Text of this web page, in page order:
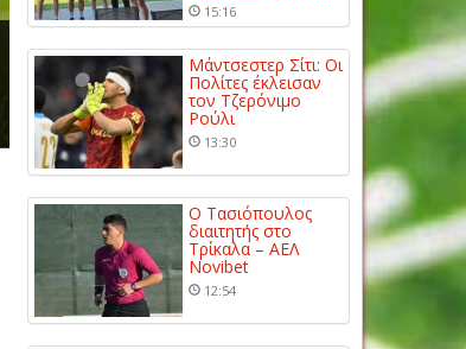
15:16
Μάντσεστερ Σίτι: Οι
Πολίτες έκλεισαν
τον Τζερόνιμο
Ρούλι
13:30
Ο Τασιόπουλος
διαιτητής στο
Τρίκαλα – ΑΕΛ
Novibet
12:54